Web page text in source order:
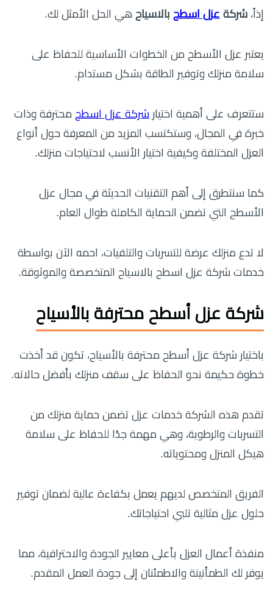
إذاً، شركة عزل اسطح بالاسياح هي الحل الأمثل لك.
يعتبر عزل الأسطح من الخطوات الأساسية للحفاظ على
سلامة منزلك وتوفير الطاقة بشكل مستدام.
ستتعرف على أهمية اختيار شركة عزل اسطح محترفة وذات
خبرة في المجال، وستكتسب المزيد من المعرفة حول أنواع
العزل المختلفة وكيفية اختيار الأنسب لاحتياجات منزلك.
كما سنتطرق إلى أهم التقنيات الحديثة في مجال عزل
الأسطح التي تضمن الحماية الكاملة طوال العام.
لا تدع منزلك عرضة للتسربات والتلفيات، احمه الآن بواسطة
خدمات شركة عزل اسطح بالاسياح المتخصصة والموثوقة.
شركة عزل أسطح محترفة بالأسياح
باختيار شركة عزل أسطح محترفة بالأسياح، تكون قد أخذت
خطوة حكيمة نحو الحفاظ على سقف منزلك بأفضل حالاته.
تقدم هذه الشركة خدمات عزل تضمن حماية منزلك من
التسربات والرطوبة، وهي مهمة جدًا للحفاظ على سلامة
هيكل المنزل ومحتوياته.
الفريق المتخصص لديهم يعمل بكفاءة عالية لضمان توفير
حلول عزل مثالية تلبي احتياجاتك.
منفذة أعمال العزل بأعلى معايير الجودة والاحترافية، مما
يوفر لك الطمأنينة والاطمئنان إلى جودة العمل المقدم.